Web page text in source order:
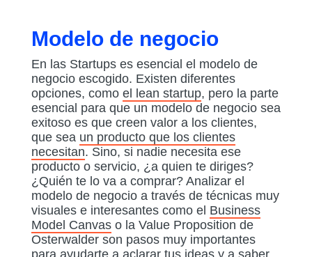
Modelo de negocio
En las Startups es esencial el modelo de
negocio escogido. Existen diferentes
opciones, como el lean startup, pero la parte
esencial para que un modelo de negocio sea
exitoso es que creen valor a los clientes,
que sea un producto que los clientes
necesitan. Sino, si nadie necesita ese
producto o servicio, ¿a quien te diriges?
¿Quién te lo va a comprar? Analizar el
modelo de negocio a través de técnicas muy
visuales e interesantes como el Business
Model Canvas o la Value Proposition de
Osterwalder son pasos muy importantes